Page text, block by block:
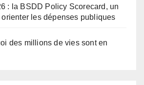
: la BSDD Policy Scorecard, un
les dépenses publiques
des millions de vies sont en